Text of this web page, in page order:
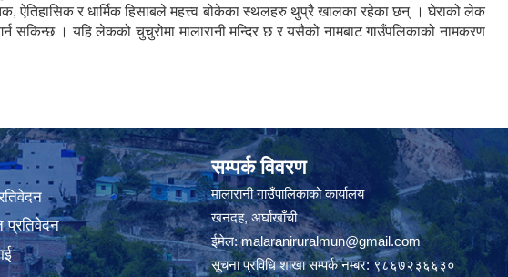
ऐतिहासिक र धार्मिक हिसाबले महत्त्व बोकेका स्थलहरु थुप्रै खालका रहेका छन् । घेराको लेक
सकिन्छ । यहि लेकको चुचुरोमा मालारानी मन्दिर छ र यसैको नामबाट गाउँपलिकाको नामकरण
प्रतिवेदन
सम्पर्क विवरण
मालारानी गाउँपालिकाको कार्यालय
खनदह, अर्घाखाँची
ईमेल:malaraniruralmun@gmail.com
सूचना प्रविधि शाखा सम्पर्क नम्बर: ९८६७२३६६३०